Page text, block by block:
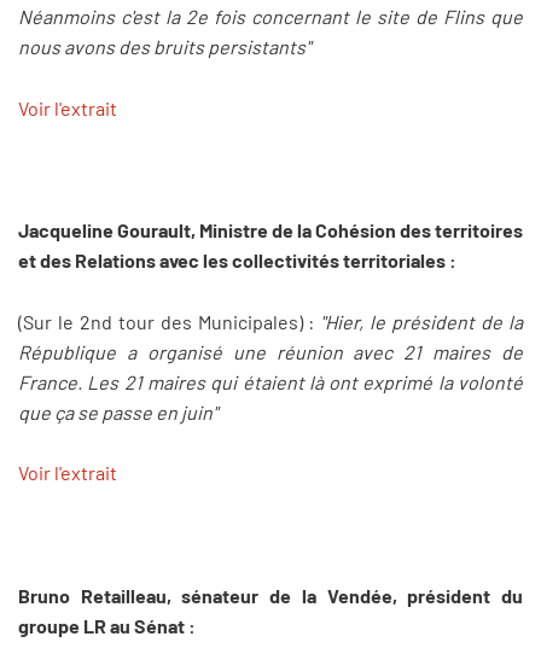
Néanmoins c'est la 2e fois concernant le site de Flins que
nous avons des bruits persistants"
Voir l'extrait
Jacqueline Gourault, Ministre de la Cohésion des territoires
et des Relations avec les collectivités territoriales :
(Sur le 2nd tour des Municipales) : "Hier, le président de la
République a organisé une réunion avec 21 maires de
France. Les 21 maires qui étaient là ont exprimé la volonté
que ça se passe en juin"
Voir l'extrait
Bruno Retailleau, sénateur de la Vendée, président du
groupe LR au Sénat :